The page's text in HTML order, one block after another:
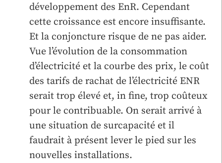
développement des EnR. Cependant
cette croissance est encore insuffisante.
Et la conjoncture risque de ne pas aider.
Vue l’évolution de la consommation
d’électricité et la courbe des prix, le coût
des tarifs de rachat de l’électricité ENR
serait trop élevé et, in fine, trop coûteux
pour le contribuable. On serait arrivé à
une situation de surcapacité et il
faudrait à présent lever le pied sur les
nouvelles installations.